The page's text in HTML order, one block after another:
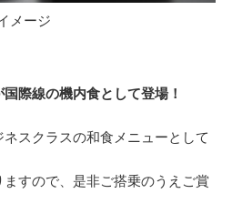
メージ
際線の機内食として登場！
スクラスの和食メニューとして
すので、是非ご搭乗のうえご賞